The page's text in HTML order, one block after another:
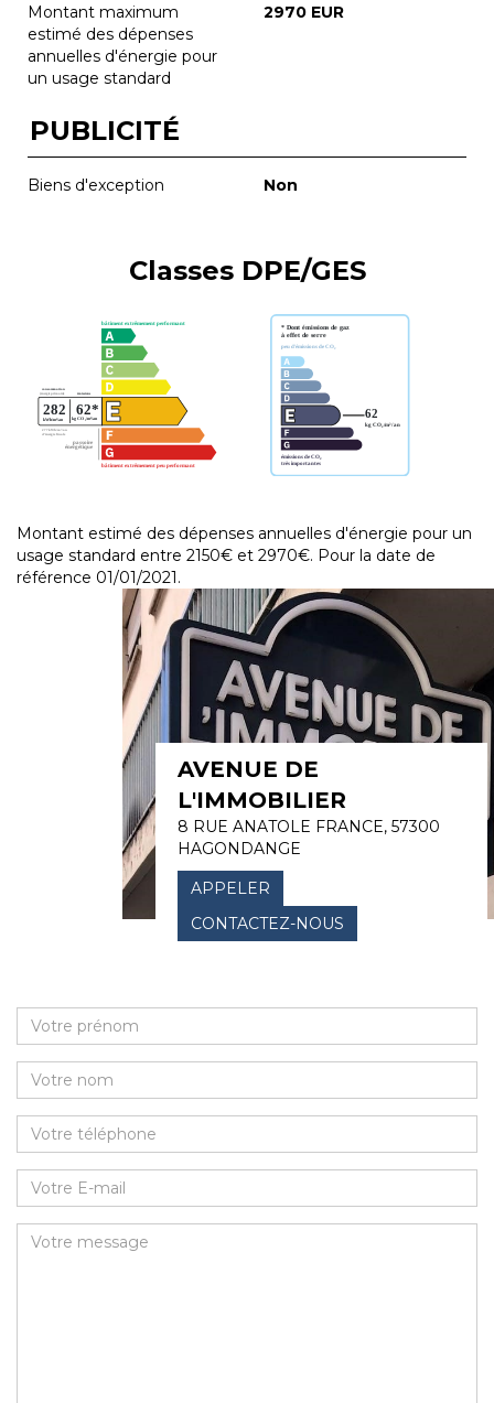
Montant maximum
estimé des dépenses
annuelles d'énergie pour
un usage standard
2970 EUR
PUBLICITÉ
Biens d'exception Non
Classes DPE/GES
Montant estimé des dépenses annuelles d'énergie pour un
usage standard entre 2150€ et 2970€. Pour la date de
référence 01/01/2021.
AVENUE DE
L'IMMOBILIER
8 RUE ANATOLE FRANCE, 57300
HAGONDANGE
APPELER
CONTACTEZ-NOUS